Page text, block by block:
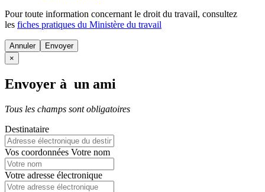
Pour toute information concernant le droit du travail, consultez
les fiches pratiques du Ministère du travail
Annuler
×
Envoyer à un ami
Tous les champs sont obligatoires
Destinataire
Vos coordonnées Votre nom
Votre adresse électronique